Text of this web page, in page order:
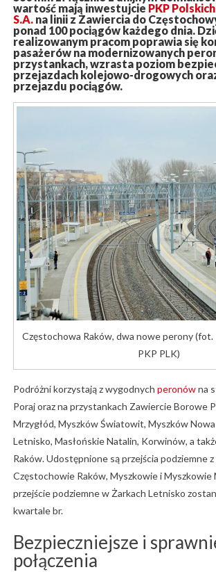
wartość mają inwestujcie PKP
S.A.na linii z Zawiercia do
ponad 100 pociągów każdego dnia.
realizowanym pracom poprawia się
pasażerów na modernizowanych
przystankach, wzrasta poziom
przejazdach kolejowo-drogowych
przejazdu pociągów.
Częstochowa Raków, dwa nowe perony (fot.
PKP PLK)
Podróżni korzystają z wygodnych peronówna
Poraj oraz na przystankach Zawiercie Borowe
Mrzygłód, Myszków Światowit, Myszków
Letnisko, Masłońskie Natalin, Korwinów, a
Raków. Udostępnione są przejścia podziemne
Częstochowie Raków, Myszkowie i Myszkowie
przejście podziemne w Żarkach Letnisko
kwartale br.
Bezpieczniejsze i
połączenia